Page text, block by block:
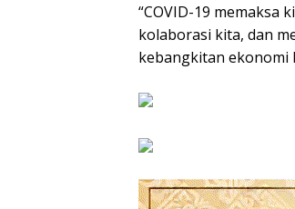
“COVID-19
kolaborasi kita, dan
kebangkitan ekonomi